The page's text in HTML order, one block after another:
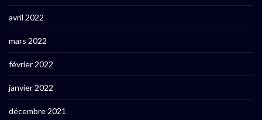
avril 2022
mars 2022
février 2022
janvier 2022
décembre 2021